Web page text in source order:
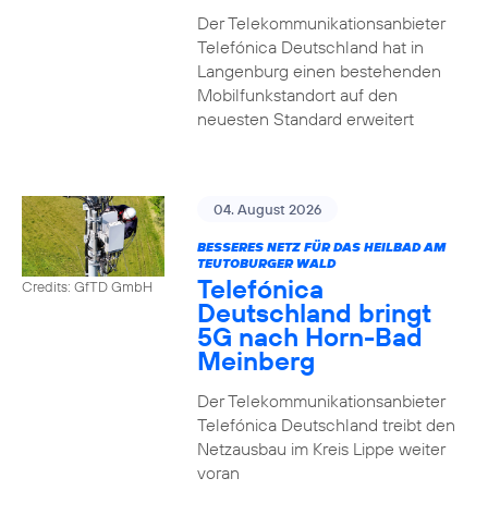
Der Telekommunikationsanbieter
Telefónica Deutschland hat in
Langenburg einen bestehenden
Mobilfunkstandort auf den
neuesten Standard erweitert
Credits: GfTD GmbH
04. August 2026
BESSERES NETZ FÜR DAS HEILBAD AM
TEUTOBURGER WALD
Telefónica
Deutschland bringt
5G nach Horn-Bad
Meinberg
Der Telekommunikationsanbieter
Telefónica Deutschland treibt den
Netzausbau im Kreis Lippe weiter
voran